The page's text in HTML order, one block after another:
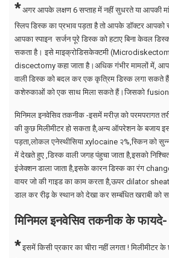
* अगर आपके लक्षण 6 सप्ताह में नहीं सुधरते या आपकी
स्लिप डिस्क का प्रभाव पड़ता है तो आपके डॉक्टर आपको
आपका स्पाइन सर्जन पूरे डिस्क को हटाए बिना केवल
सकता है। इसे माइक्रोडिसकेक्टमी
discectomy कहा जाता है।अधिक गंभीर मामलों में,
वाली डिस्क को बदल कर एक कृत्रिम डिस्क लगा सकते
कशेरुकाओं को एक साथ मिला सकते हैं।जिसको
मिनिमल इनवेसिव तकनीक -इसमें मरीज़ को परमपरागत
की कुछ मिलीमीटर हो सकता है,अन्य ऑपरेशन के बजाय
पड़ता,लोकल एनेस्थीसिया xylocaine २%,स्किन को
में देखते हुए ,डिस्क वाली जगह पंहुचा जाता है,इसको
इंजेक्शन डाला जाता है,इसके कारन डिस्क का रंग
वायर जो की गाइड का काम करता है,ऊपर dilator
डाल कर रीढ़ के स्थान को देखा कर सम्बंधित खराबी को
मिनिमल इनवेसिव तकनीक के फायदे-
*इसमें किसी प्रकार का चीरा नहीं लगता ! मिलीमीटर